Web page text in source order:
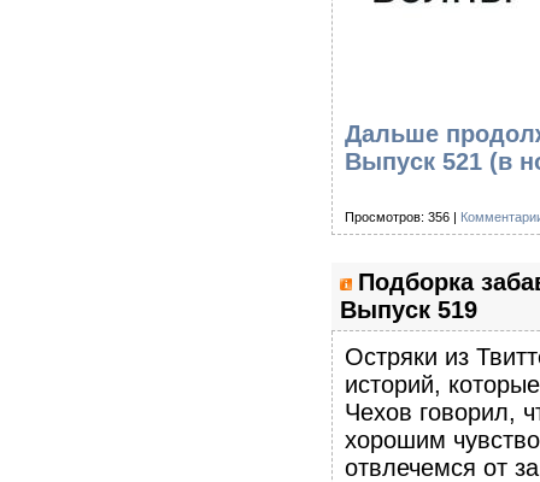
Дальше
Выпуск 521 (в
Просмотров: 356 |
Подборка
Выпуск 519
Остряки из
историй,
Чехов говорил,
хорошим
отвлечемся от